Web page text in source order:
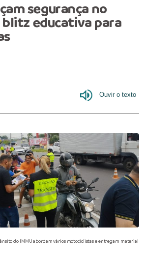
segurança no
educativa para
do IMMU abordam vários motociclistas e entregam material